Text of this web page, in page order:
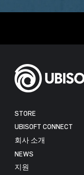
STORE
UBISOFT CONNECT
회사 소개
NEWS
지원